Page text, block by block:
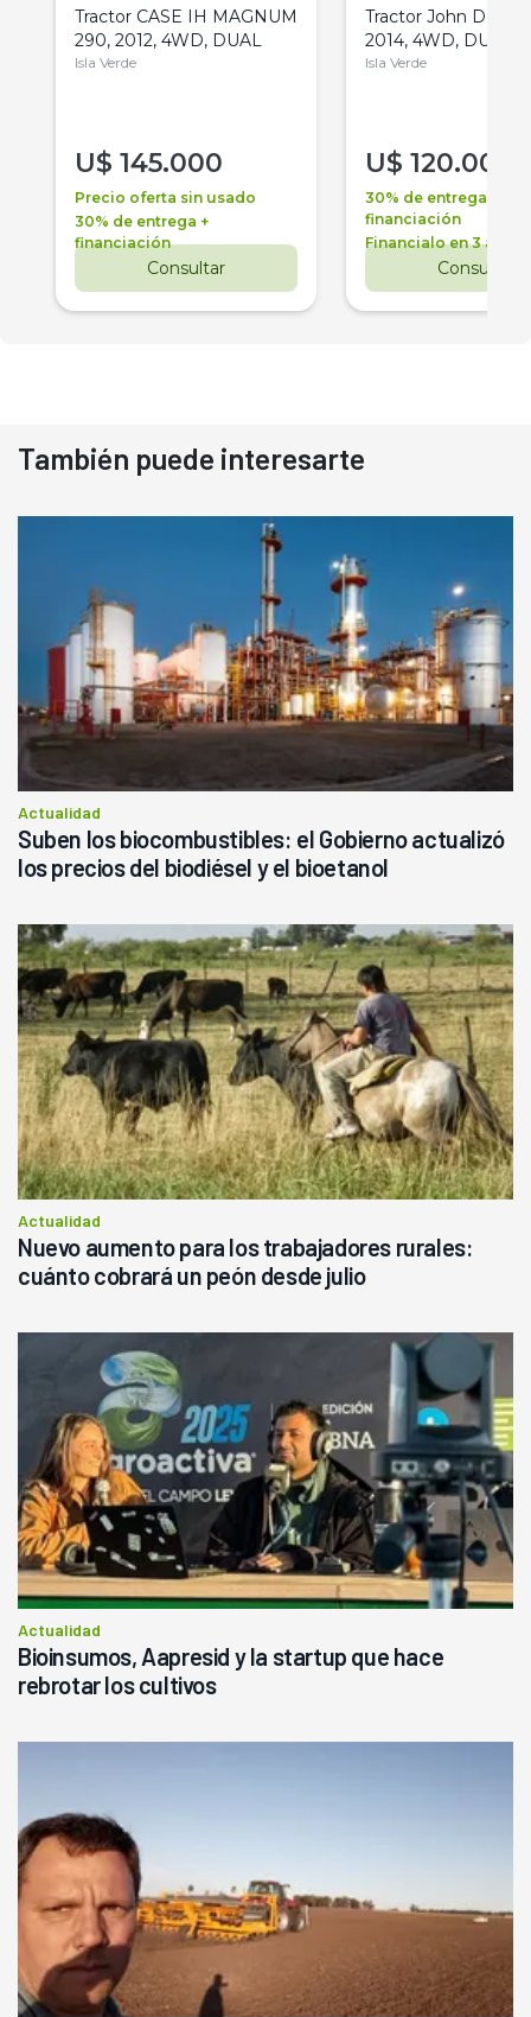
Tractor CASE IH MAGNUM
290, 2012, 4WD, DUAL
Isla Verde
U$ 145.000
Precio oferta sin usado
30% de entrega +
financiación
Consultar
Tractor John Deere
2014, 4WD, DUAL
Isla Verde
U$ 120.000
30% de entrega +
financiación
Financialo en 3 años
Consultar
También puede interesarte
Actualidad
Suben los biocombustibles: el Gobierno actualizó
los precios del biodiésel y el bioetanol
Actualidad
Nuevo aumento para los trabajadores rurales:
cuánto cobrará un peón desde julio
Actualidad
Bioinsumos, Aapresid y la startup que hace
rebrotar los cultivos